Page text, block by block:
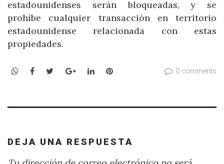
estadounidenses serán bloqueadas, y se
prohíbe cualquier transacción en territorio
estadounidense relacionada con estas
propiedades.
WhatsApp
Facebook
TwitterGoogle+LinkedInPinterest 0 comments
DEJA UNA RESPUESTA